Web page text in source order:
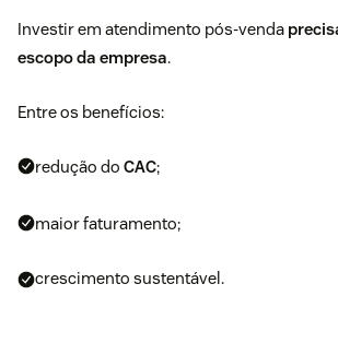
Investir em atendimento pós-venda
escopo da empresa.
Entre os benefícios:
redução do CAC;
maior faturamento;
crescimento sustentável.